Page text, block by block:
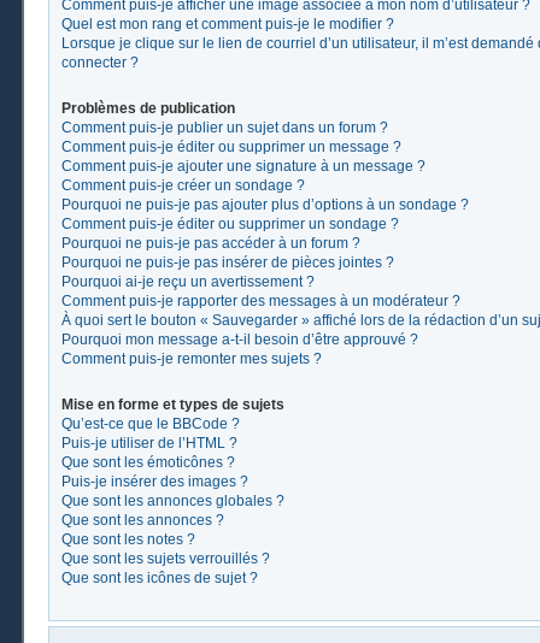
Comment puis-je afficher une image associée à mon nom d’utilisateur ?
Quel est mon rang et comment puis-je le modifier ?
Lorsque je clique sur le lien de courriel d’un utilisateur, il m’est demandé
connecter ?
Problèmes de publication
Comment puis-je publier un sujet dans un forum ?
Comment puis-je éditer ou supprimer un message ?
Comment puis-je ajouter une signature à un message ?
Comment puis-je créer un sondage ?
Pourquoi ne puis-je pas ajouter plus d’options à un sondage ?
Comment puis-je éditer ou supprimer un sondage ?
Pourquoi ne puis-je pas accéder à un forum ?
Pourquoi ne puis-je pas insérer de pièces jointes ?
Pourquoi ai-je reçu un avertissement ?
Comment puis-je rapporter des messages à un modérateur ?
À quoi sert le bouton « Sauvegarder » affiché lors de la rédaction d’un
Pourquoi mon message a-t-il besoin d’être approuvé ?
Comment puis-je remonter mes sujets ?
Mise en forme et types de sujets
Qu’est-ce que le BBCode ?
Puis-je utiliser de l’HTML ?
Que sont les émoticônes ?
Puis-je insérer des images ?
Que sont les annonces globales ?
Que sont les annonces ?
Que sont les notes ?
Que sont les sujets verrouillés ?
Que sont les icônes de sujet ?